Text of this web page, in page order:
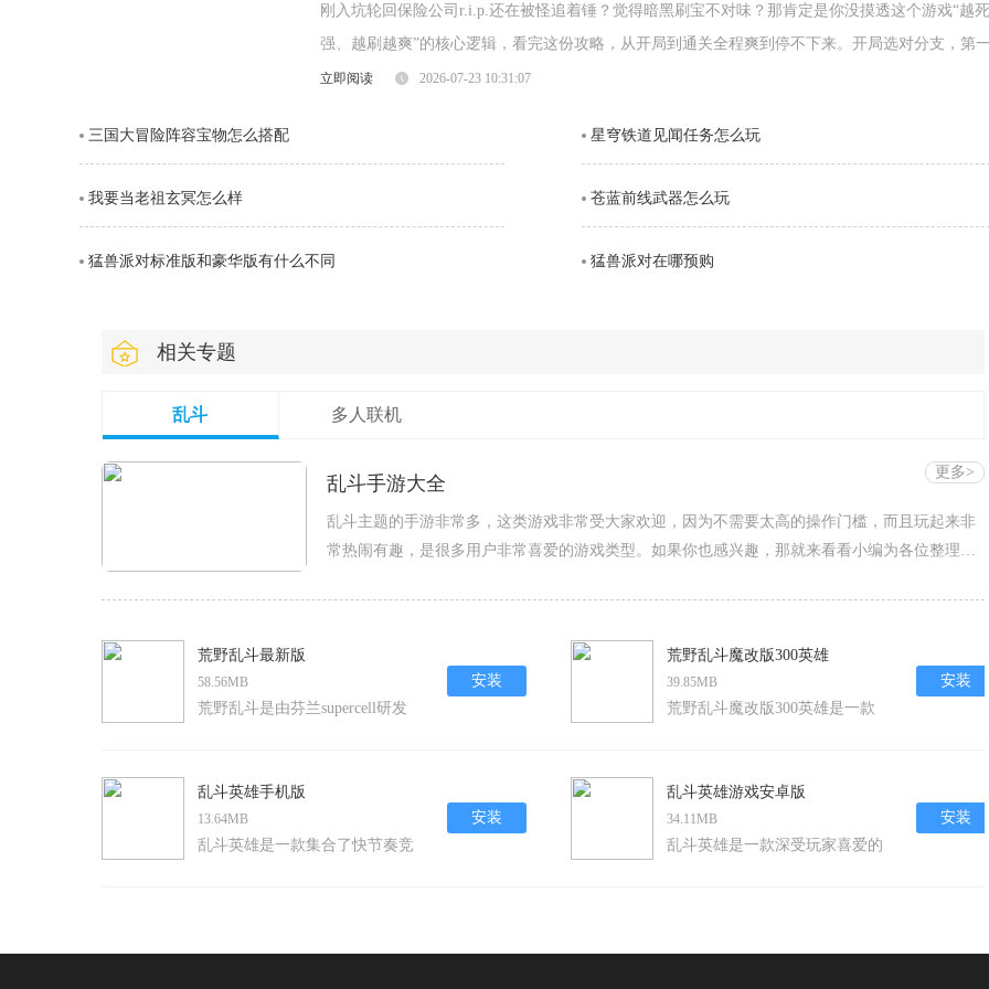
刚入坑轮回保险公司r.i.p.还在被怪追着锤？觉得暗黑刷宝不对味？那肯定是你没摸透这个游戏“越
强、越刷越爽”的核心逻辑，看完这份攻略，从开局到通关全程爽到停不下来。开局选对分支，第
就爽到起飞很多新手开局选主打保命的“理赔员”，全程刮痧刷得昏昏欲睡，直接
立即阅读 2026-07-23 10:31:07
三国大冒险阵容宝物怎么搭配 星穹铁道见闻任务怎么玩
我要当老祖玄冥怎么样 苍蓝前线武器怎么玩
猛兽派对标准版和豪华版有什么不同 猛兽派对在哪预购
相关专题
乱斗 多人联机
更多>
乱斗手游大全
乱斗主题的手游非常多，这类游戏非常受大家欢迎，因为不需要太高的操作门槛，而且玩起来非
常热闹有趣，是很多用户非常喜爱的游戏类型。如果你也感兴趣，那就来看看小编为各位整理的
荒野乱斗最新版
58.56MB
荒野乱斗是由芬兰supercell研发
年6月9日正式推出国服版本。这
款游戏以其快节奏、多样化的游
戏模式和丰富的英雄角色深受玩
安装
荒野乱斗魔改版300英雄
39.85MB
荒野乱斗魔改版300英雄是一款
体验吸引了大量玩家。游戏中，
玩家可以体验到超过三百个不同
的英雄角色，每个英雄都拥有独
安装
乱斗英雄手机版
13.64MB
乱斗英雄是一款集合了快节奏竞
自己的英雄团队，与其他玩家共
安装
乱斗英雄游戏安卓版
34.11MB
乱斗英雄是一款深受玩家喜爱的
色，构建了一个充满奇幻与冒险
安装